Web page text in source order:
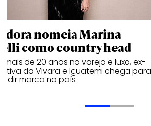
nomeia Marina
como country head
mais de 20 anos no varejo e luxo, ex-
da Vivara e Iguatemi chega para
marca no país.